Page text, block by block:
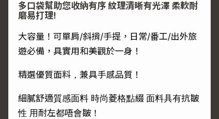
多口袋幫助您收納有序 紋理清晰有光澤 柔軟耐
磨易打理!
大容量！可單肩/斜揹/手提，日常/番工/出外旅
遊必備，具實用和美觀於一身！
精選優質面料，兼具手感品質！
細膩舒適質感面料 時尚菱格點綴 面料具有抗皺
性 用耐左都唔會皺！